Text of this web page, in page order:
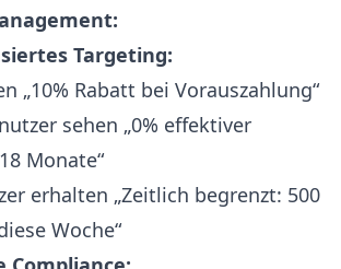
Targeting:
„10% Rabatt bei Vorauszahlung“
sehen „0% effektiver
Monate“
erhalten „Zeitlich begrenzt: 500
Woche“